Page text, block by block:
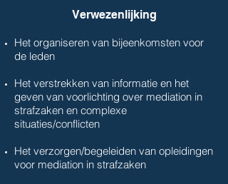
Verwezenlijking
Het organiseren van bijeenkomsten voor
de leden
Het verstrekken van informatie en het
geven van voorlichting over mediation in
strafzaken en complexe
situaties/conflicten
Het verzorgen/begeleiden van opleidingen
voor mediation in strafzaken